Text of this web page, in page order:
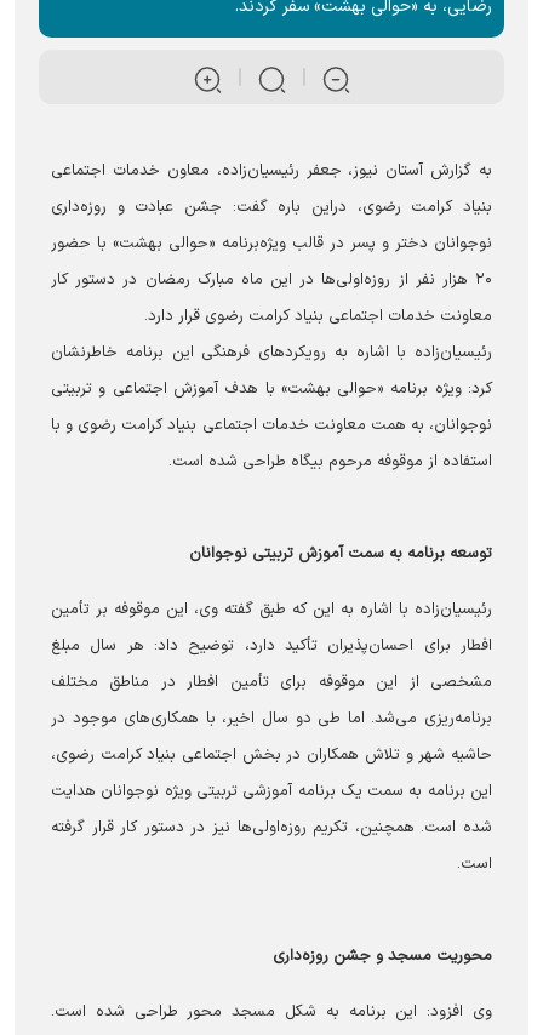
رضایی، به «حوالی بهشت» سفر کردند.
به گزارش آستان نیوز، جعفر رئیسیان‌زاده، معاون خدمات اجتماعی
بنیاد کرامت رضوی، دراین باره گفت: جشن عبادت و روزه‌داری
نوجوانان دختر و پسر در قالب ویژه‌برنامه «حوالی بهشت» با حضور
۲۰ هزار نفر از روزه‌اولی‌ها در این ماه مبارک رمضان در دستور کار
معاونت خدمات اجتماعی بنیاد کرامت رضوی قرار دارد.
رئیسیان‌زاده با اشاره به رویکردهای فرهنگی این برنامه خاطرنشان
کرد: ویژه برنامه «حوالی بهشت» با هدف آموزش اجتماعی و تربیتی
نوجوانان، به همت معاونت خدمات اجتماعی بنیاد کرامت رضوی و با
استفاده از موقوفه مرحوم بیگاه طراحی شده است.
توسعه برنامه به سمت آموزش تربیتی نوجوانان
رئیسیان‌زاده با اشاره به این که طبق گفته وی، این موقوفه بر تأمین
افطار برای احسان‌پذیران تأکید دارد، توضیح داد: هر سال مبلغ
مشخصی از این موقوفه برای تأمین افطار در مناطق مختلف
برنامه‌ریزی می‌شد. اما طی دو سال اخیر، با همکاری‌های موجود در
حاشیه شهر و تلاش همکاران در بخش اجتماعی بنیاد کرامت رضوی،
این برنامه به سمت یک برنامه آموزشی تربیتی ویژه نوجوانان هدایت
شده است. همچنین، تکریم روزه‌اولی‌ها نیز در دستور کار قرار گرفته
است.
محوریت مسجد و جشن روزه‌داری
وی افزود: این برنامه به شکل مسجد محور طراحی شده است.